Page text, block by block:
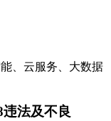
、云服务、大数据
法及不良